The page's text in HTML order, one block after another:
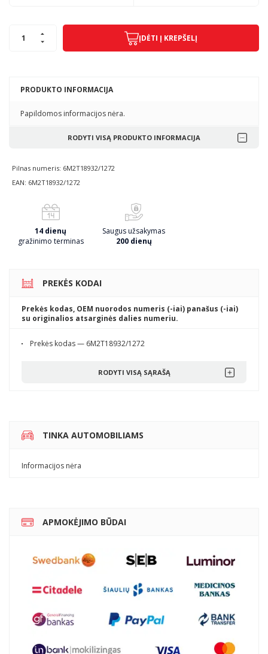
PRODUKTO INFORMACIJA
Papildomos informacijos nėra.
RODYTI VISĄ PRODUKTO INFORMACIJA
Pilnas numeris: 6M2T18932/1272
EAN: 6M2T18932/1272
14 dienų
gražinimo terminas
Saugus užsakymas
200 dienų
ĮDĖTI Į KREPŠELĮ
PREKĖS KODAI
Prekės kodas, OEM nuorodos numeris (-iai) panašus (-iai)
su originalios atsarginės dalies numeriu.
Prekės kodas — 6M2T18932/1272
RODYTI VISĄ SĄRAŠĄ
TINKA AUTOMOBILIAMS
Informacijos nėra
APMOKĖJIMO BŪDAI